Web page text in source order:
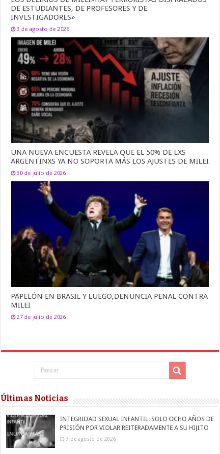
DE ESTUDIANTES, DE PROFESORES Y DE
INVESTIGADORES»
3 de agosto de 2026
UNA NUEVA ENCUESTA REVELA QUE EL 50% DE LXS
ARGENTINXS YA NO SOPORTA MÁS LOS AJUSTES DE MILEI
30 de julio de 2026
PAPELÓN EN BRASIL Y LUEGO,DENUNCIA PENAL CONTRA
MILEI
27 de julio de 2026
Últimas Noticias
INTEGRIDAD SEXUAL INFANTIL: SOLO OCHO AÑOS DE
PRISIÓN POR VIOLAR REITERADAMENTE A SU HIJITO
7 de agosto de 2026